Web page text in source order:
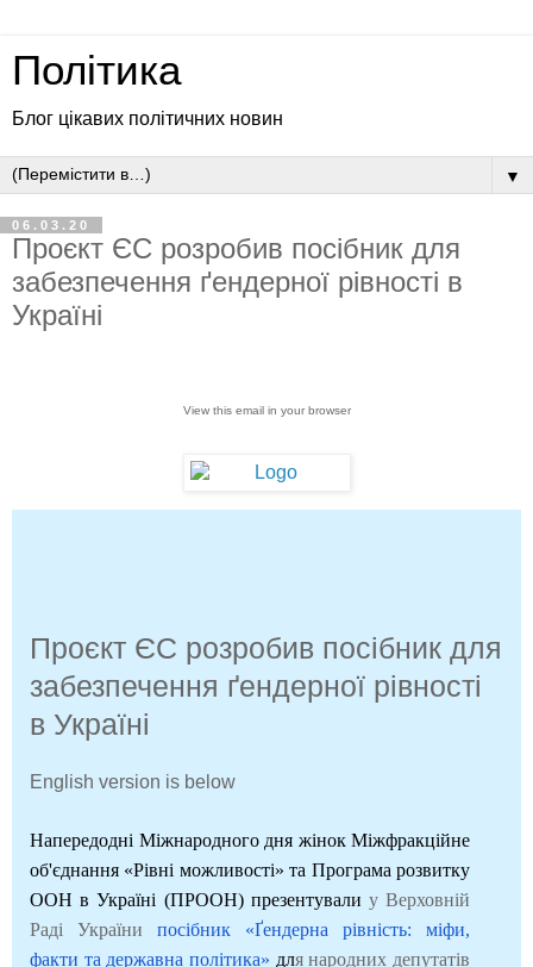
Політика
Блог цікавих політичних новин
▼
06.03.20
Проєкт ЄС розробив посібник для
забезпечення ґендерної рівності в
Україні
View this email in your browser
Проєкт ЄС розробив посібник для
забезпечення ґендерної рівності
в Україні
English version is below
Напередодні Міжнародного дня жінок Міжфракційне
об'єднання «Рівні можливості» та Програма розвитку
ООН в Україні (ПРООН) презентували у Верховній
Раді України посібник «Ґендерна рівність: міфи,
факти та державна політика» для народних депутатів